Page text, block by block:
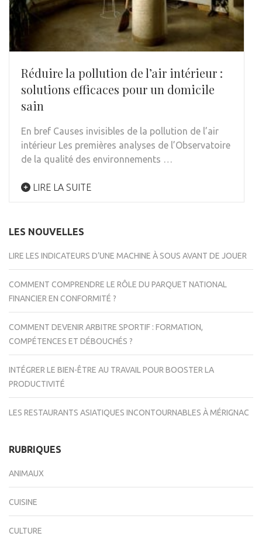
Réduire la pollution de l’air intérieur :
solutions efficaces pour un domicile
sain
En bref Causes invisibles de la pollution de l’air
intérieur Les premières analyses de l’Observatoire
de la qualité des environnements …
LIRE LA SUITE
LES NOUVELLES
LIRE LES INDICATEURS D’UNE MACHINE À SOUS AVANT DE JOUER
COMMENT COMPRENDRE LE RÔLE DU PARQUET NATIONAL
FINANCIER EN CONFORMITÉ ?
COMMENT DEVENIR ARBITRE SPORTIF : FORMATION,
COMPÉTENCES ET DÉBOUCHÉS ?
INTÉGRER LE BIEN-ÊTRE AU TRAVAIL POUR BOOSTER LA
PRODUCTIVITÉ
LES RESTAURANTS ASIATIQUES INCONTOURNABLES À MÉRIGNAC
RUBRIQUES
ANIMAUX
CUISINE
CULTURE